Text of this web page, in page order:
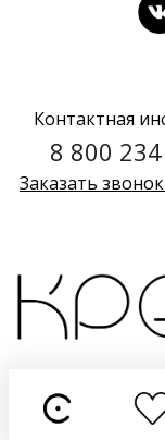
Контактная
8 800
Заказать